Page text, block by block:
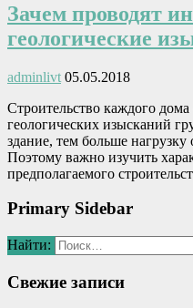
Зачем проводят
геологические
adminlivt 05.05.2018
Строительство каждого дома
геологических изысканий
здание, тем больше нагрузку
Поэтому важно изучить
предполагаемого
Primary Sidebar
Найти:
Свежие записи